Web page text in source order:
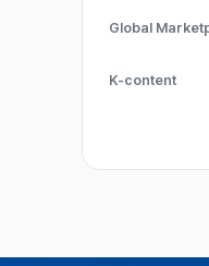
Global
K-content